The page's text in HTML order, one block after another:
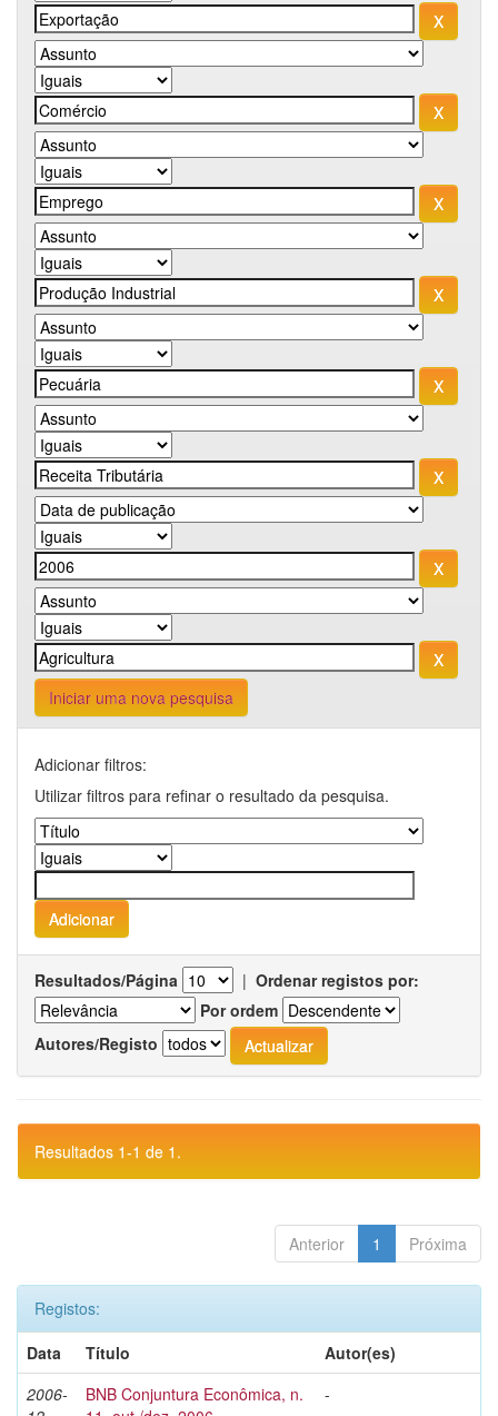
Iniciar uma nova pesquisa
Adicionar filtros:
Utilizar filtros para refinar o resultado da pesquisa.
Resultados/Página | Ordenar registos por:
Por ordem
Autores/Registo
Resultados 1-1 de 1.
Anterior 1 Próxima
Registos:
Data
Título
Autor(es)
2006-
BNB Conjuntura Econômica, n.
-